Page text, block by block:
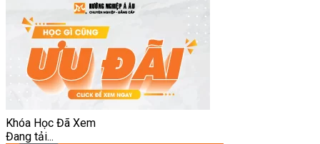
Khóa Học Đã Xem
Đang tải...